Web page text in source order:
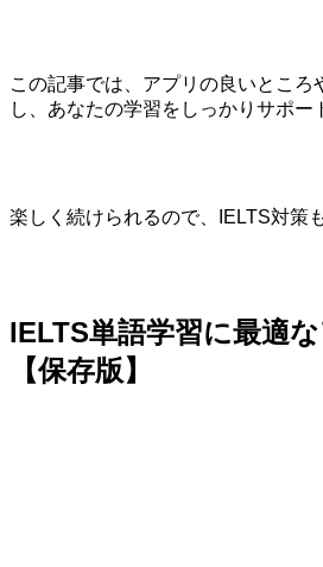
この記事では、アプリの良いところ
し、あなたの学習をしっかりサポー
楽しく続けられるので、IELTS対策
IELTS単語学習に最適
【保存版】